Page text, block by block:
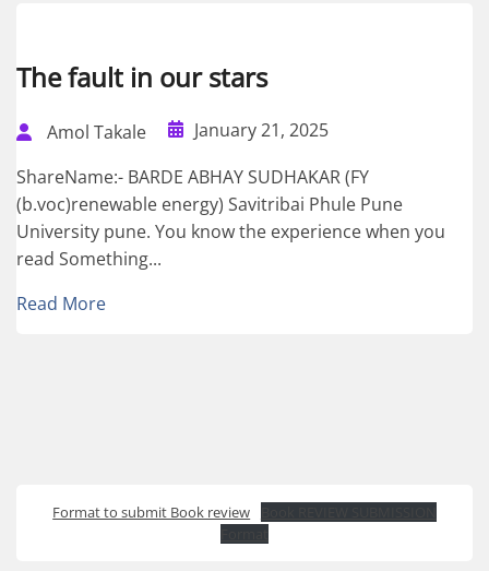
The fault in our stars
Amol Takale
January 21, 2025
ShareName:- BARDE ABHAY SUDHAKAR (FY
(b.voc)renewable energy) Savitribai Phule Pune
University pune. You know the experience when you
read Something...
Read More
Format to submit Book review